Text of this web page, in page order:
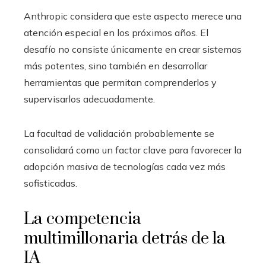
Anthropic considera que este aspecto merece una
atención especial en los próximos años. El
desafío no consiste únicamente en crear sistemas
más potentes, sino también en desarrollar
herramientas que permitan comprenderlos y
supervisarlos adecuadamente.
La facultad de validación probablemente se
consolidará como un factor clave para favorecer la
adopción masiva de tecnologías cada vez más
sofisticadas.
La competencia
multimillonaria detrás de la
IA